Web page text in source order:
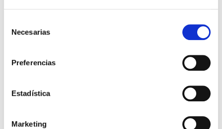
Necesarias
Preferencias
Estadística
Marketing
9,49€
Comprar
Opiniones de clientes